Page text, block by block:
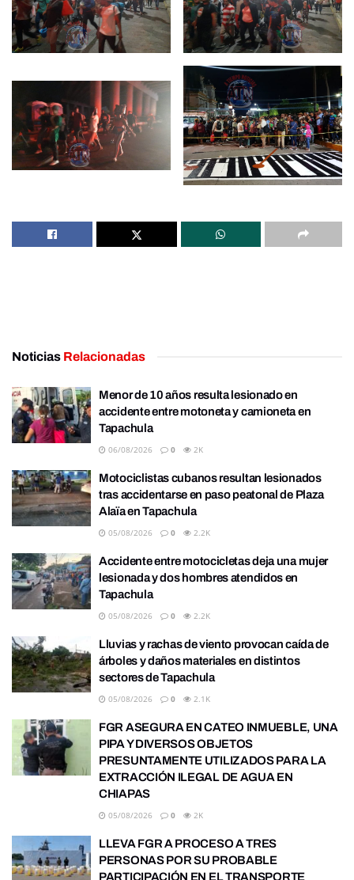
Noticias Relacionadas
Menor de 10 años resulta lesionado en
accidente entre motoneta y camioneta en
Tapachula
06/08/2026 0 2K
Motociclistas cubanos resultan lesionados
tras accidentarse en paso peatonal de Plaza
Alaïa en Tapachula
05/08/2026 0 2.2K
Accidente entre motocicletas deja una mujer
lesionada y dos hombres atendidos en
Tapachula
05/08/2026 0 2.2K
Lluvias y rachas de viento provocan caída de
árboles y daños materiales en distintos
sectores de Tapachula
05/08/2026 0 2.1K
FGR ASEGURA EN CATEO INMUEBLE, UNA
PIPA Y DIVERSOS OBJETOS
PRESUNTAMENTE UTILIZADOS PARA LA
EXTRACCIÓN ILEGAL DE AGUA EN
CHIAPAS
05/08/2026 0 2K
LLEVA FGR A PROCESO A TRES
PERSONAS POR SU PROBABLE
PARTICIPACIÓN EN EL TRANSPORTE